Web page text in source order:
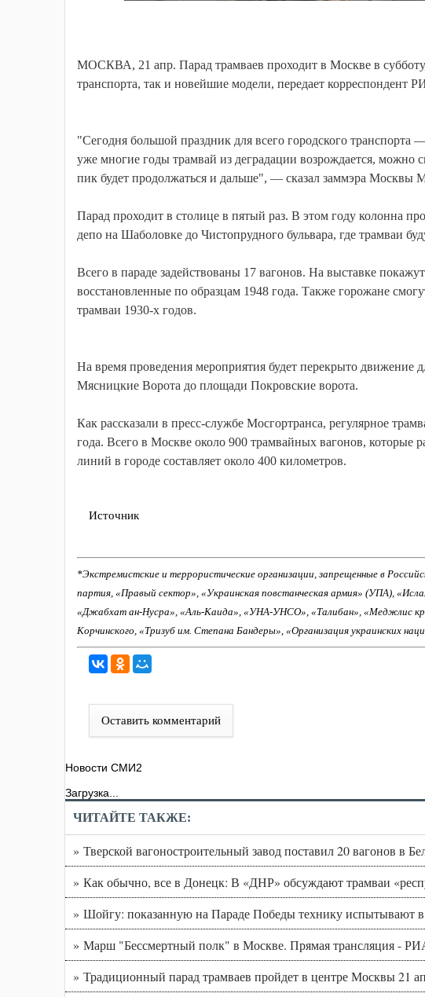
МОСКВА, 21 апр. Парад трамваев проходит в Москве в
транспорта, так и новейшие модели, передает корреспондент
"Сегодня большой праздник для всего городского
уже многие годы трамвай из деградации возрождается, можно
пик будет продолжаться и дальше", — сказал заммэра Москвы
Парад проходит в столице в пятый раз. В этом году колонна
депо на Шаболовке до Чистопрудного бульвара, где трамваи
Всего в параде задействованы 17 вагонов. На выставке
восстановленные по образцам 1948 года. Также горожане
трамваи 1930-х годов.
На время проведения мероприятия будет перекрыто движение
Мясницкие Ворота до площади Покровские ворота.
Как рассказали в пресс-службе Мосгортранса, регулярное
года. Всего в Москве около 900 трамвайных вагонов,
линий в городе составляет около 400 километров.
Источник
*Экстремистские и террористические организации, запрещенные в
партия, «Правый сектор», «Украинская повстанческая армия» (УПА),
«Джабхат ан-Нусра», «Аль-Каида», «УНА-УНСО», «Талибан», «Меджлис
Корчинского, «Тризуб им. Степана Бандеры», «Организация украинских
Оставить комментарий
Новости СМИ2
Загрузка...
ЧИТАЙТЕ ТАКЖЕ:
» Тверской вагоностроительный завод поставил 20 вагонов в
» Как обычно, все в Донецк: В «ДНР» обсуждают трамваи
» Шойгу: показанную на Параде Победы технику испытывают
» Марш "Бессмертный полк" в Москве. Прямая трансляция -
» Традиционный парад трамваев пройдет в центре Москвы 21